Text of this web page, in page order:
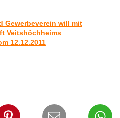
Gewerbeverein will mit
Veitshöchheims
12.12.2011